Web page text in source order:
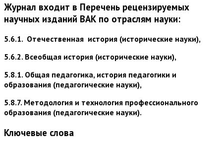
Журнал входит в Перечень рецензируемых
научных изданий ВАК по отраслям науки:
5.6.1. Отечественная история (исторические науки),
5.6.2. Всеобщая история (исторические науки),
5.8.1. Общая педагогика, история педагогики и
образования (педагогические науки),
5.8.7. Методология и технология профессионального
образования (педагогические науки).
Ключевые слова